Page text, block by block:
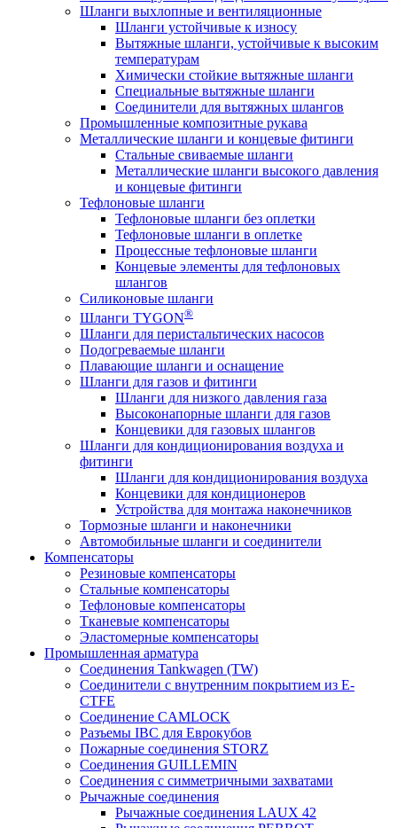
Шланги выхлопные и вентиляционные
Шланги устойчивые к износу
Вытяжные шланги, устойчивые к высоким
температурам
Химически стойкие вытяжные шланги
Специальные вытяжные шланги
Соединители для вытяжных шлангов
Промышленные композитные рукава
Металлические шланги и концевые фитинги
Стальные свиваемые шланги
Металлические шланги высокого давления
и концевые фитинги
Тефлоновые шланги
Тефлоновые шланги без оплетки
Тефлоновые шланги в оплетке
Процессные тефлоновые шланги
Концевые элементы для тефлоновых
шлангов
Силиконовые шланги
Шланги TYGON®
Шланги для перистальтических насосов
Подогреваемые шланги
Плавающие шланги и оснащение
Шланги для газов и фитинги
Шланги для низкого давления газа
Высоконапорные шланги для газов
Концевики для газовых шлангов
Шланги для кондиционирования воздуха и
фитинги
Шланги для кондиционирования воздуха
Концевики для кондиционеров
Устройства для монтажа наконечников
Тормозные шланги и наконечники
Автомобильные шланги и соединители
Компенсаторы
Резиновые компенсаторы
Стальные компенсаторы
Тефлоновые компенсаторы
Тканевые компенсаторы
Эластомерные компенсаторы
Промышленная арматура
Соединения Tankwagen (TW)
Соединители с внутренним покрытием из E-
CTFE
Соединение CAMLOCK
Разъемы IBC для Еврокубов
Пожарные соединения STORZ
Соединения GUILLEMIN
Соединения с симметричными захватами
Рычажные соединения
Рычажные соединения LAUX 42